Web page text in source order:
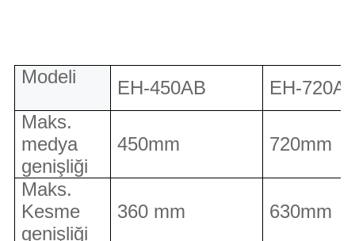
Modeli
EH-450AB
EH-
Maks.
medya
genişliği
450mm 720mm
Maks.
Kesme
genişliği
360 mm 630mm